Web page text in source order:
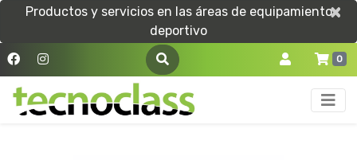
Productos y servicios en las áreas de equipamiento
deportivo
×
×
0